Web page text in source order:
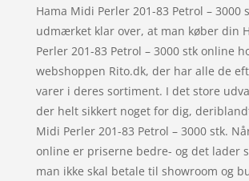
Hama Midi Perler 201-83 Petrol – 3000
udmærket klar over, at man køber din
Perler 201-83 Petrol – 3000 stk online
webshoppen Rito.dk, der har alle de
varer i deres sortiment. I det store
der helt sikkert noget for dig,
Midi Perler 201-83 Petrol – 3000 stk.
online er priserne bedre- og det lader
man ikke skal betale til showroom og